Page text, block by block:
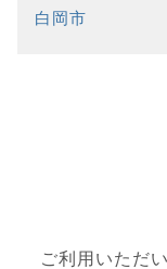
白岡市
ご利用いただ